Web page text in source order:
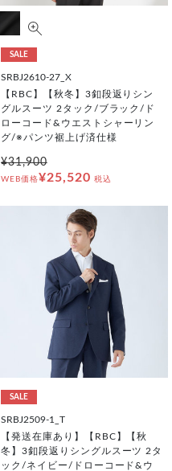
SALE
SRBJ2610-27_X
【RBC】【秋冬】3釦段返りシン
グルスーツ 2タック/ブラック/ド
ローコード&ウエストシャーリン
グ/※パンツ裾上げ済仕様
¥31,900
WEB価格¥25,520 税込
SALE
SRBJ2509-1_T
【発送在庫あり】【RBC】【秋
冬】3釦段返りシングルスーツ 2タ
ック/ネイビー/ドローコード&ウ